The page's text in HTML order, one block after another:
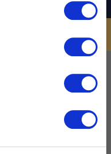
van uw gebruik van
I -